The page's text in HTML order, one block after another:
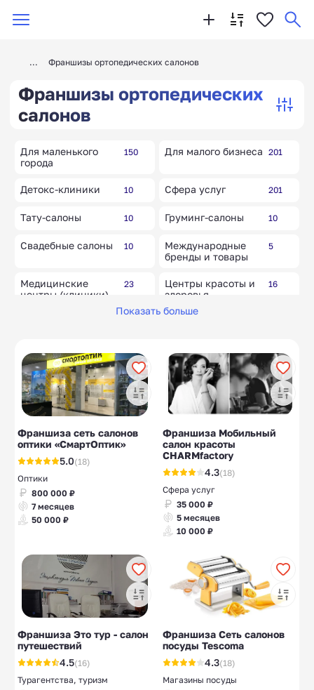
Франшизы ортопедических салонов
Франшизы ортопедических
салонов
Для маленького
города
150 Для малого бизнеса 201
Детокс-клиники 10 Сфера услуг 201
Тату-салоны 10 Груминг-салоны 10
Свадебные салоны 10
Международные
бренды и товары
5
Медицинские
центры (клиники)
23
Центры красоты и
здоровья
16
Студии загара
(солярии)
10 СПА, массаж 20
Массаж лица 10 Тайский массаж 10
Показать больше
Франшиза сеть салонов
оптики «СмартОптик»
5.0(18)
Оптики
800 000 ₽
7 месяцев
50 000 ₽
Франшиза Мобильный
салон красоты
CHARMfactory
4.3(18)
Сфера услуг
35 000 ₽
5 месяцев
10 000 ₽
Франшиза Это тур - салон
путешествий
4.5(16)
Турагентства, туризм
Франшиза Сеть салонов
посуды Tescoma
4.3(18)
Магазины посуды